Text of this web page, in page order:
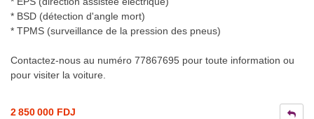
* BSD (détection d'angle mort)
* TPMS (surveillance de la pression des pneus)
Contactez-nous au numéro 77867695 pour toute information ou
pour visiter la voiture.
2 850 000 FDJ